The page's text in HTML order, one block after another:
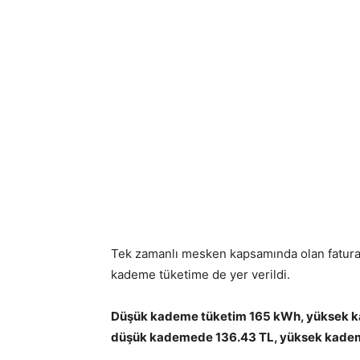
Tek zamanlı mesken kapsamında olan
kademe tüketime de yer verildi.
Düşük kademe tüketim 165 kWh, yüksek
düşük kademede 136.43 TL, yüksek